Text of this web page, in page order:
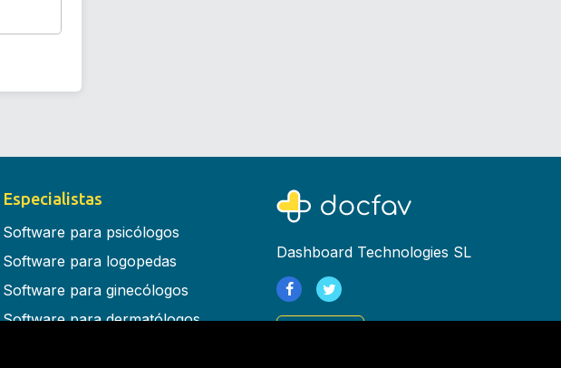
Especialistas
Software para psicólogos
Software para logopedas
Software para ginecólogos
Software para dermatólogos
Dashboard Technologies SL